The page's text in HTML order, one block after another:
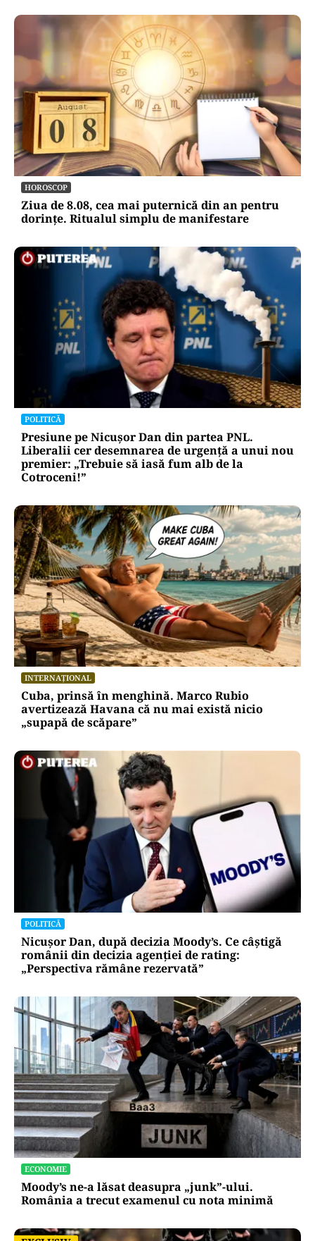
HOROSCOP
Ziua de 8.08, cea mai puternică din an pentru
dorințe. Ritualul simplu de manifestare
POLITICĂ
Presiune pe Nicușor Dan din partea PNL.
Liberalii cer desemnarea de urgență a unui nou
premier: „Trebuie să iasă fum alb de la
Cotroceni!”
INTERNAȚIONAL
Cuba, prinsă în menghină. Marco Rubio
avertizează Havana că nu mai există nicio
„supapă de scăpare”
POLITICĂ
Nicușor Dan, după decizia Moody’s. Ce câștigă
românii din decizia agenției de rating:
„Perspectiva rămâne rezervată”
ECONOMIE
Moody’s ne-a lăsat deasupra „junk”-ului.
România a trecut examenul cu nota minimă